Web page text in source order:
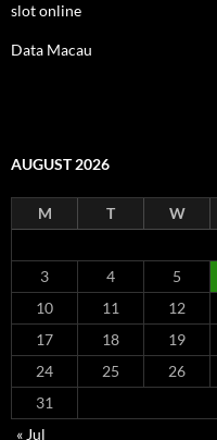
slot online
Data Macau
AUGUST 2026
M T W
3
4 5
10
11 12
17
18 19
24
25 26
31
« Jul